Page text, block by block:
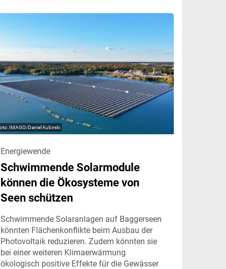
IMAGO/Daniel Kubirski
Energiewende
Schwimmende Solarmodule
können die Ökosysteme von
Seen schützen
Schwimmende Solaranlagen auf Baggerseen
könnten Flächenkonflikte beim Ausbau der
Photovoltaik reduzieren. Zudem könnten sie
bei einer weiteren Klimaerwärmung
ökologisch positive Effekte für die Gewässer